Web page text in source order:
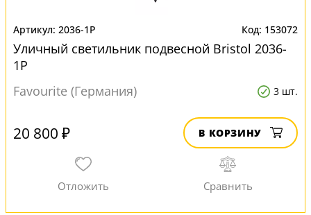
2036-1P 153072
Уличный светильник подвесной Bristol 2036-
1P
Favourite (Германия)
3 шт.
20 800 ₽ В КОРЗИНУ